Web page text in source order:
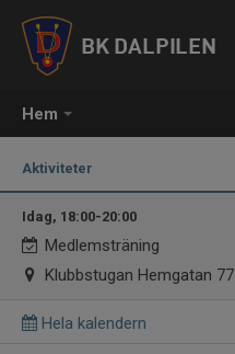
Hem
BK DALPILEN
Aktiviteter
Idag, 18:00-20:00
Medlemsträning
Klubbstugan Hemgatan 77
Hela kalendern